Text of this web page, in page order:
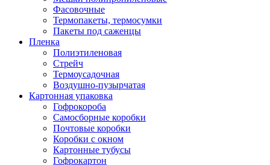
Фасовочные
Термопакеты, термосумки
Пакеты под саженцы
Пленка
Полиэтиленовая
Стрейч
Термоусадочная
Воздушно-пузырчатая
Картонная упаковка
Гофрокороба
Самосборные коробки
Почтовые коробки
Коробки с окном
Картонные тубусы
Гофрокартон